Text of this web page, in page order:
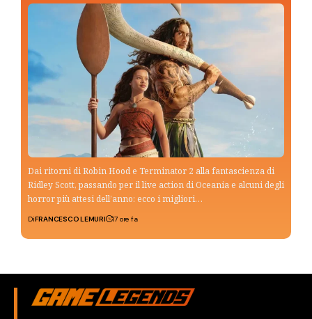
Dai ritorni di Robin Hood e Terminator 2 alla fantascienza di
Ridley Scott, passando per il live action di Oceania e alcuni degli
horror più attesi dell’anno: ecco i migliori…
DiFRANCESCO LEMURI 17 ore fa